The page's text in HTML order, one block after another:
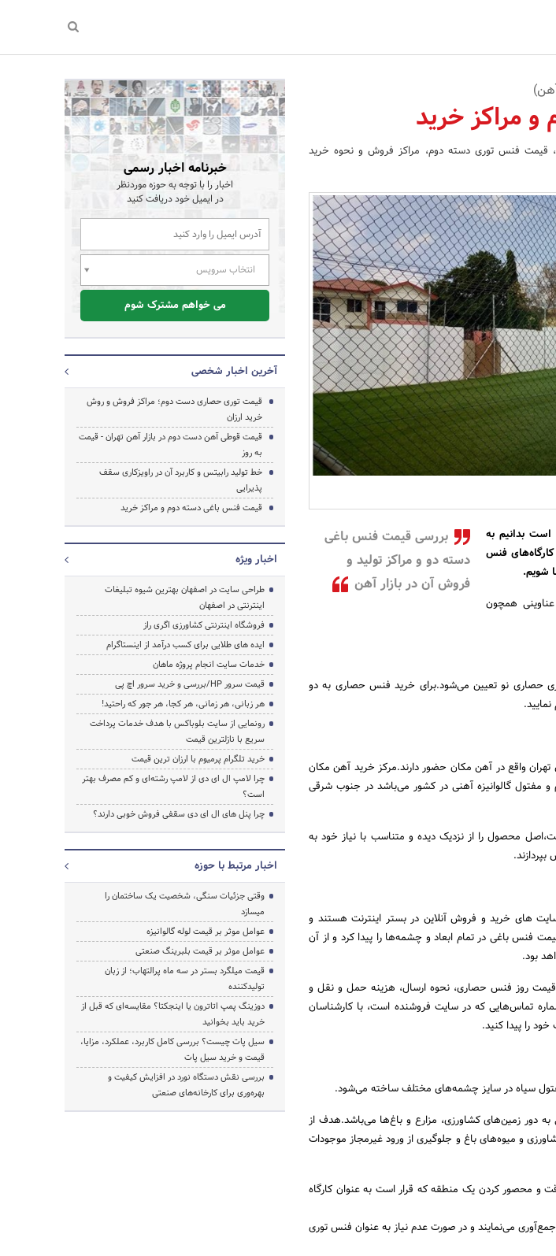
مراکز خرید
قیمت فنس توری دسته دوم، مراکز فروش و نحوه خرید
بررسی قیمت فنس باغی
دسته دو و مراکز تولید و
فروش آن در بازار آهن
بدانیم به
فنس
شویم.
عناوینی همچون
حصاری نو تعیین می‌شود.برای خرید فنس حصاری به دو
تهران واقع در آهن مکان حضور دارند.مرکز خرید آهن مکان
مفتول گالوانیزه آهنی در کشور می‌باشد در جنوب شرقی
محصول را از نزدیک دیده و متناسب با نیاز خود به
های خرید و فروش آنلاین در بستر اینترنت هستند و
فنس باغی در تمام ابعاد و چشمه‌ها را پیدا کرد و از آن
بود.
قیمت روز فنس حصاری، نحوه ارسال، هزینه حمل و نقل و
تماس‌هایی که در سایت فروشنده است، با کارشناسان
را پیدا کنید.
سیاه در سایز چشمه‌های مختلف ساخته می‌شود.
دور زمین‌های کشاورزی، مزارع و باغ‌ها می‌باشد.هدف از
و میوه‌های باغ و جلوگیری از ورود غیرمجاز موجودات
و محصور کردن یک منطقه که قرار است به عنوان کارگاه
جمع‌آوری می‌نمایند و در صورت عدم نیاز به عنوان فنس توری
خبرنامه اخبار رسمی
اخبار را با توجه به حوزه موردنظر
در ایمیل خود دریافت کنید
انتخاب سرویس
می خواهم مشترک شوم
آخرین اخبار شخصی
قیمت توری حصاری دست دوم؛ مراکز فروش و روش
خرید ارزان
قیمت قوطی آهن دست دوم در بازار آهن تهران - قیمت
به روز
خط تولید رابیتس و کاربرد آن در راویزکاری سقف
پذیرایی
قیمت فنس باغی دسته دوم و مراکز خرید
اخبار ویژه
طراحی سایت در اصفهان بهترین شیوه تبلیغات
اینترنتی در اصفهان
فروشگاه اینترنتی کشاورزی اگری راز
ایده های طلایی برای کسب درآمد از اینستاگرام
خدمات سایت انجام پروژه ماهان
قیمت سرور HP/بررسی و خرید سرور اچ پی
هر زبانی، هر زمانی، هر کجا، هر جور که راحتید!
رونمایی از سایت بلوباکس با هدف خدمات پرداخت
سریع با نازلترین قیمت
خرید تلگرام پرمیوم با ارزان ترین قیمت
چرا لامپ ال ای دی از لامپ رشته‌ای و کم مصرف بهتر
است؟
چرا پنل های ال ای دی سقفی فروش خوبی دارند؟
اخبار مرتبط با حوزه
وقتی جزئیات سنگی، شخصیت یک ساختمان را
میسازد
عوامل موثر بر قیمت لوله گالوانیزه
عوامل موثر بر قیمت بلبرینگ صنعتی
قیمت میلگرد بستر در سه ماه پرالتهاب؛ از زبان
تولیدکننده
دوزینگ پمپ اتاترون یا اینجکتا؟ مقایسه‌ای که قبل از
خرید باید بخوانید
سیل پات چیست؟ بررسی کامل کاربرد، عملکرد، مزایا،
قیمت و خرید سیل پات
بررسی نقش دستگاه نورد در افزایش کیفیت و
بهره‌وری برای کارخانه‌های صنعتی